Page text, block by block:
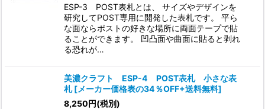
ESP-3 POST表札とは、 サイズやデザインを
研究してPOST専用に開発した表札です。 平ら
な面ならポストの好きな場所に両面テープで貼
ることができます。 凹凸面や曲面に貼ると剥れ
る恐れが…
美濃クラフト ESP-4 POST表札 小さな表
札 [メーカー価格表の34％OFF+送料無料]
8,250円(税別)